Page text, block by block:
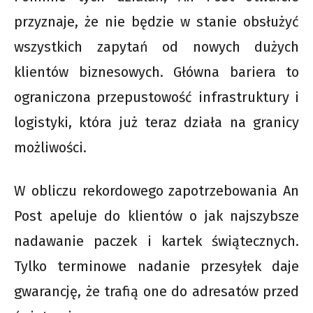
przyznaje, że nie będzie w stanie obsłużyć
wszystkich zapytań od nowych dużych
klientów biznesowych. Główna bariera to
ograniczona przepustowość infrastruktury i
logistyki, która już teraz działa na granicy
możliwości.
W obliczu rekordowego zapotrzebowania An
Post apeluje do klientów o jak najszybsze
nadawanie paczek i kartek świątecznych.
Tylko terminowe nadanie przesyłek daje
gwarancję, że trafią one do adresatów przed